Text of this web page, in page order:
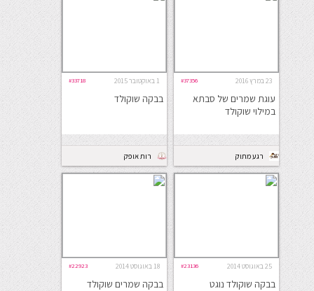
23 במרץ 2016 #37356
עוגת שמרים של סבתא
במילוי שוקולד
רגע מתוק
1 באוקטובר 2015 #33718
בבקה שוקולד
רות אופק
25 באוגוסט 2014 #23136
בבקה שוקולד נוגט
18 באוגוסט 2014 #22923
בבקה שמרים שוקולד